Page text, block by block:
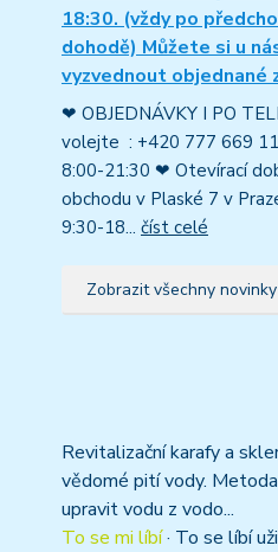
18:30. (vždy po
dohodě) Můžete si u
vyzvednout objednané
❤ OBJEDNÁVKY I PO
volejte : +420 777 669
8:00-21:30 ❤ Otevírací
obchodu v Plaské 7 v
9:30-18... číst celé
Zobrazit všechny novinky
Revitalizační karafy a
vědomé pití vody.
upravit vodu z vodo...
To se mi líbí· To se líbí